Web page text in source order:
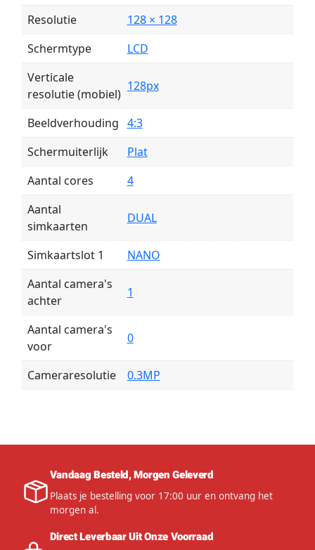
Resolutie
128 × 128
Schermtype
LCD
Verticale
resolutie (mobiel)
128px
Beeldverhouding 4:3
Schermuiterlijk
Plat
Aantal cores
4
Aantal
simkaarten
DUAL
Simkaartslot 1
NANO
Aantal camera's
achter
1
Aantal camera's
voor
0
Cameraresolutie 0.3MP
Vandaag Besteld, Morgen Geleverd
Plaats je bestelling voor 17:00 uur en ontvang het
morgen al.
Direct Leverbaar Uit Onze Voorraad